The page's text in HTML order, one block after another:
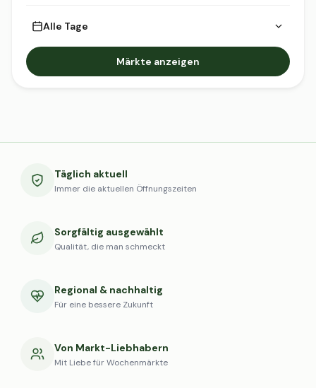
Alle Tage
Märkte anzeigen
Täglich aktuell
Immer die aktuellen Öffnungszeiten
Sorgfältig ausgewählt
Qualität, die man schmeckt
Regional & nachhaltig
Für eine bessere Zukunft
Von Markt-Liebhabern
Mit Liebe für Wochenmärkte